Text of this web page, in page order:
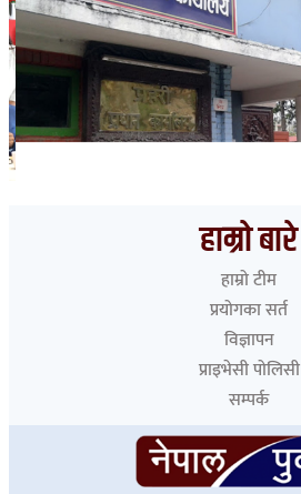
हाम्रो बारे
हाम्रो टीम
प्रयोगका सर्त
विज्ञापन
प्राइभेसी पोलिसी
सम्पर्क